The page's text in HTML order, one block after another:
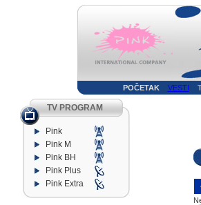
POČETAK VESTI
TV PROGRAM
Pink
Pink M
Pink BH
Pink Plus
Pink Extra